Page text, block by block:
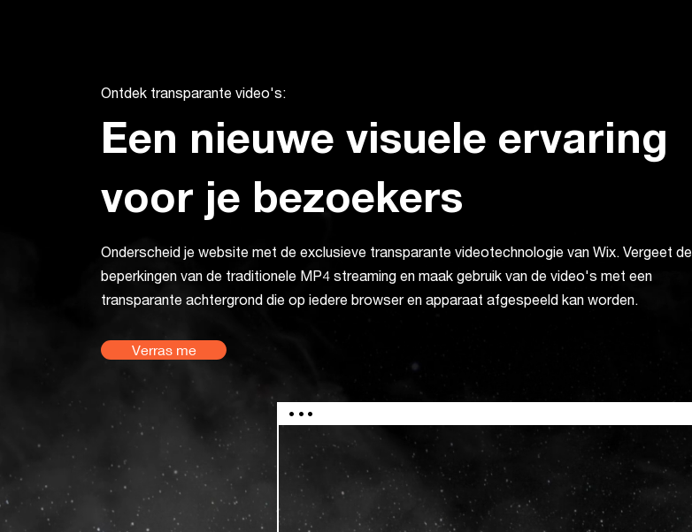
Ontdek transparante video's:
Een nieuwe visuele ervaring
voor je bezoekers
Onderscheid je website met de exclusieve transparante videotechnologie van Wix. Vergeet de
beperkingen van de traditionele MP4 streaming en maak gebruik van de video's met een
transparante achtergrond die op iedere browser en apparaat afgespeeld kan worden.
Verras me